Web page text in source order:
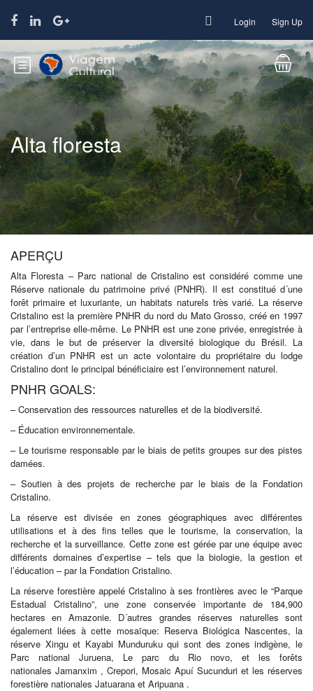
Login Sign Up
Alta floresta
APERÇU
Alta Floresta – Parc national de Cristalino est considéré comme une
Réserve nationale du patrimoine privé (PNHR). Il est constitué d´une
forêt primaire et luxuriante, un habitats naturels très varié. La réserve
Cristalino est la première PNHR du nord du Mato Grosso, créé en 1997
par l’entreprise elle-même. Le PNHR est une zone privée, enregistrée à
vie, dans le but de préserver la diversité biologique du Brésil. La
création d’un PNHR est un acte volontaire du propriétaire du lodge
Cristalino dont le principal bénéficiaire est l’environnement naturel.
PNHR GOALS:
– Conservation des ressources naturelles et de la biodiversité.
– Éducation environnementale.
– Le tourisme responsable par le biais de petits groupes sur des pistes
damées.
– Soutien à des projets de recherche par le biais de la Fondation
Cristalino.
La réserve est divisée en zones géographiques avec différentes
utilisations et à des fins telles que le tourisme, la conservation, la
recherche et la surveillance. Cette zone est gérée par une équipe avec
différents domaines d’expertise – tels que la biologie, la gestion et
l’éducation – par la Fondation Cristalino.
La réserve forestière appelé Cristalino à ses frontières avec le “Parque
Estadual Cristalino”, une zone conservée importante de 184,900
hectares en Amazonie. D´autres grandes réserves naturelles sont
également liées à cette mosaïque: Reserva Biológica Nascentes, la
réserve Xingu et Kayabi Munduruku qui sont des zones indigène, le
Parc national Juruena, Le parc du Rio novo, et les forêts
nationales Jamanxim , Crepori, Mosaic Apuí Sucunduri et les réserves
forestière nationales Jatuarana et Aripuana .